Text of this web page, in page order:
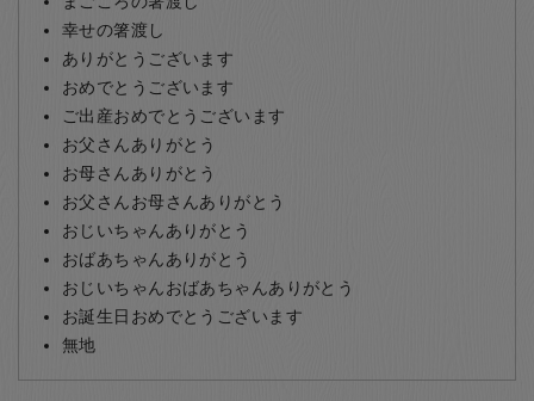
幸せの箸渡し
ありがとうございます
おめでとうございます
ご出産おめでとうございます
お父さんありがとう
お母さんありがとう
お父さんお母さんありがとう
おじいちゃんありがとう
おばあちゃんありがとう
おじいちゃんおばあちゃんありがとう
お誕生日おめでとうございます
無地